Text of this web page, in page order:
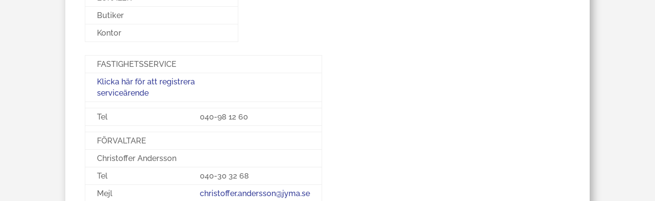
Butiker
Kontor
FASTIGHETSSERVICE
Klicka här för att registrera
serviceärende
Tel 040-98 12 60
FÖRVALTARE
Christoffer Andersson
Tel
040-30 32 68
Mejl
christoffer.andersson@jyma.se